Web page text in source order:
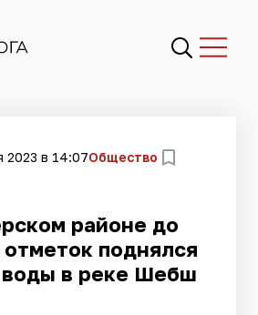
2023 в 14:07Общество
районе до
поднялся
воды в реке Шебш